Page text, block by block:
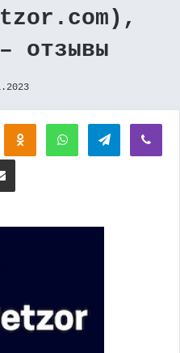
отзывы
Одноклассники
WhatsAppTelegram
Поделиться через электронную почту